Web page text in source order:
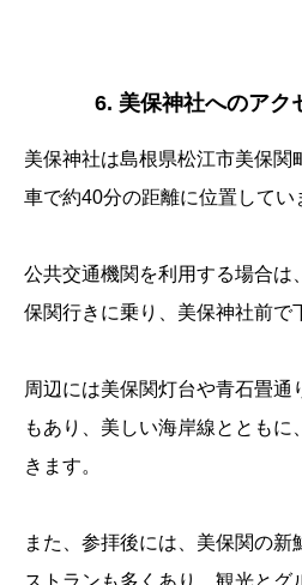
6. 美保神社へのアク
美保神社は島根県松江市美保関
車で約40分の距離に位置してい
公共交通機関を利用する場合は
保関行きに乗り、美保神社前で
周辺には美保関灯台や青石畳通
もあり、美しい海岸線ととも
きます。
また、参拝後には、美保関の新
ストランも多くあり、観光とグ